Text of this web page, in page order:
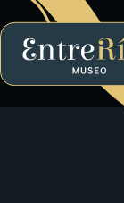
EntreRíos Museo